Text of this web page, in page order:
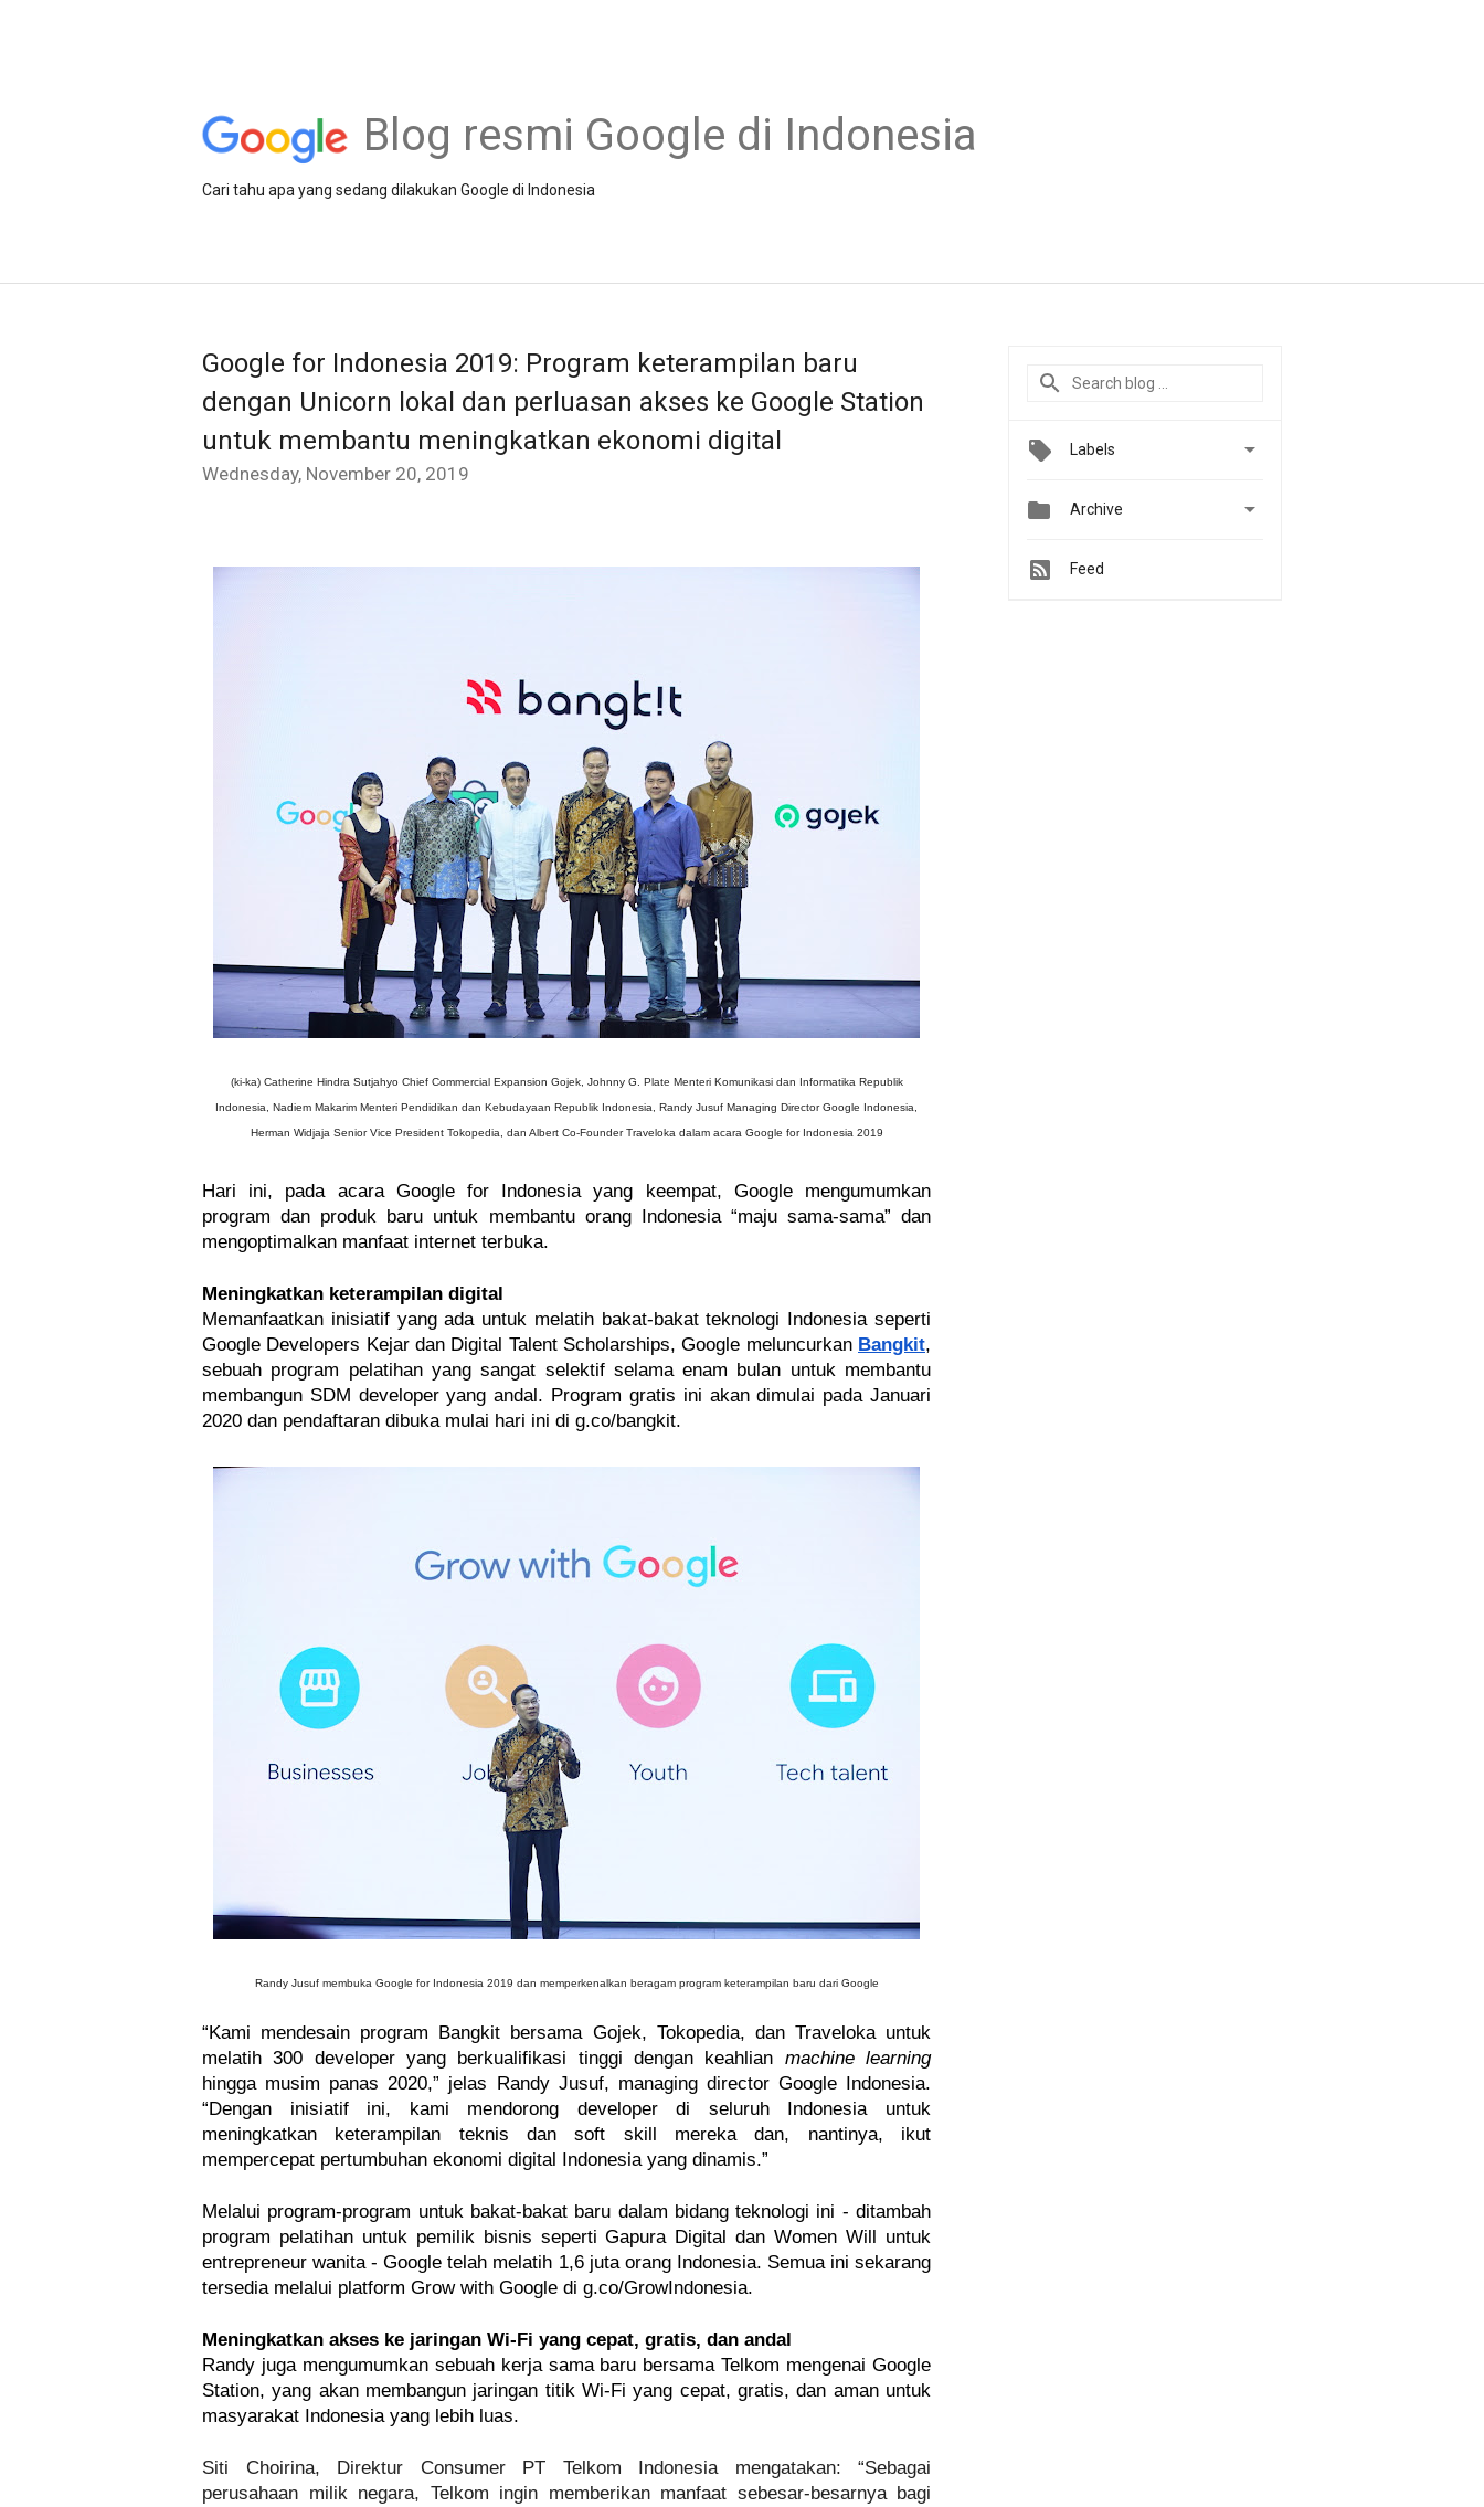
Blog resmi Google di Indonesia
Cari tahu apa yang sedang dilakukan Google di Indonesia
Google for Indonesia 2019: Program keterampilan baru
dengan Unicorn lokal dan perluasan akses ke Google Station
untuk membantu meningkatkan ekonomi digital
Wednesday, November 20, 2019
(ki-ka) Catherine Hindra Sutjahyo Chief Commercial Expansion Gojek, Johnny G. Plate Menteri Komunikasi dan Informatika Republik
Indonesia, Nadiem Makarim Menteri Pendidikan dan Kebudayaan Republik Indonesia, Randy Jusuf Managing Director Google Indonesia,
Herman Widjaja Senior Vice President Tokopedia, dan Albert Co-Founder Traveloka dalam acara Google for Indonesia 2019
Hari ini, pada acara Google for Indonesia yang keempat, Google mengumumkan
program dan produk baru untuk membantu orang Indonesia “maju sama-sama” dan
mengoptimalkan manfaat internet terbuka.
Meningkatkan keterampilan digital
Memanfaatkan inisiatif yang ada untuk melatih bakat-bakat teknologi Indonesia seperti
Google Developers Kejar dan Digital Talent Scholarships, Google meluncurkan Bangkit,
sebuah program pelatihan yang sangat selektif selama enam bulan untuk membantu
membangun SDM developer yang andal. Program gratis ini akan dimulai pada Januari
2020 dan pendaftaran dibuka mulai hari ini di g.co/bangkit.
Randy Jusuf membuka Google for Indonesia 2019 dan memperkenalkan beragam program keterampilan baru dari Google
“Kami mendesain program Bangkit bersama Gojek, Tokopedia, dan Traveloka untuk
melatih 300 developer yang berkualifikasi tinggi dengan keahlian machine learning
hingga musim panas 2020,” jelas Randy Jusuf, managing director Google Indonesia.
“Dengan inisiatif ini, kami mendorong developer di seluruh Indonesia untuk
meningkatkan keterampilan teknis dan soft skill mereka dan, nantinya, ikut
mempercepat pertumbuhan ekonomi digital Indonesia yang dinamis.”
Melalui program-program untuk bakat-bakat baru dalam bidang teknologi ini - ditambah
program pelatihan untuk pemilik bisnis seperti Gapura Digital dan Women Will untuk
entrepreneur wanita - Google telah melatih 1,6 juta orang Indonesia. Semua ini sekarang
tersedia melalui platform Grow with Google di g.co/GrowIndonesia.
Meningkatkan akses ke jaringan Wi-Fi yang cepat, gratis, dan andal
Randy juga mengumumkan sebuah kerja sama baru bersama Telkom mengenai Google
Station, yang akan membangun jaringan titik Wi-Fi yang cepat, gratis, dan aman untuk
masyarakat Indonesia yang lebih luas.
Siti Choirina, Direktur Consumer PT Telkom Indonesia mengatakan: “Sebagai
perusahaan milik negara, Telkom ingin memberikan manfaat sebesar-besarnya bagi
Labels 
 Archive 
Feed